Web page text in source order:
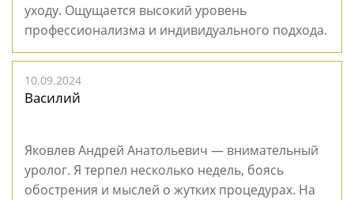
уходу. Ощущается высокий уровень
профессионализма и индивидуального подхода.
10.09.2024
Василий
Яковлев Андрей Анатольевич — внимательный
уролог. Я терпел несколько недель, боясь
обострения и мыслей о жутких процедурах. На